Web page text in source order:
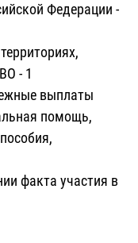
Федерации -
- 1
выплаты
помощь,
факта участия в